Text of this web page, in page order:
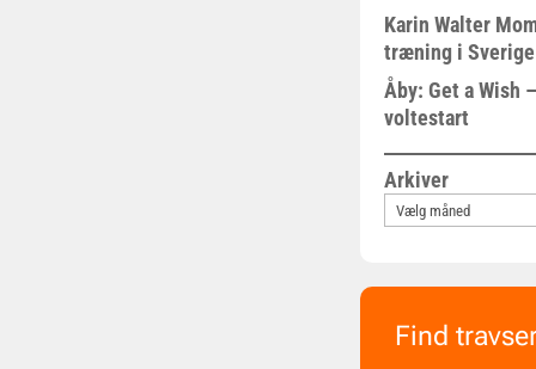
Karin Walter
træning i Sverige
Åby: Get a Wish
voltestart
Arkiver
Find